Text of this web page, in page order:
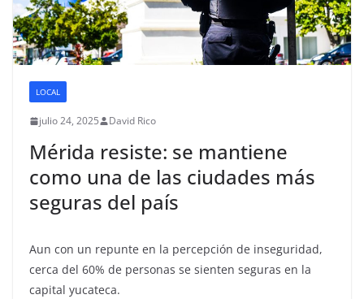
LOCAL
julio 24, 2025 David Rico
Mérida resiste: se mantiene
como una de las ciudades más
seguras del país
Aun con un repunte en la percepción de inseguridad,
cerca del 60% de personas se sienten seguras en la
capital yucateca.